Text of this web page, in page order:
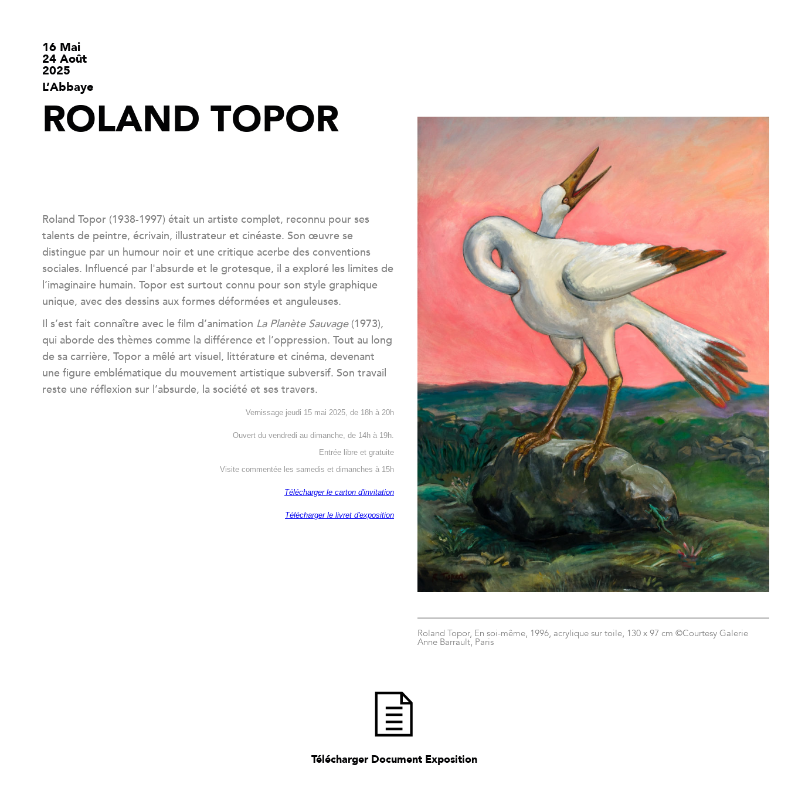
16 Mai
24 Août
2025
L’Abbaye
ROLAND TOPOR
Roland Topor (1938-1997) était un artiste complet, reconnu pour ses
talents de peintre, écrivain, illustrateur et cinéaste. Son œuvre se
distingue par un humour noir et une critique acerbe des conventions
sociales. Influencé par l'absurde et le grotesque, il a exploré les limites de
l’imaginaire humain. Topor est surtout connu pour son style graphique
unique, avec des dessins aux formes déformées et anguleuses.
Il s’est fait connaître avec le film d’animation La Planète Sauvage(1973),
qui aborde des thèmes comme la différence et l’oppression. Tout au long
de sa carrière, Topor a mêlé art visuel, littérature et cinéma, devenant
une figure emblématique du mouvement artistique subversif. Son travail
reste une réflexion sur l’absurde, la société et ses travers.
Vernissage jeudi 15 mai 2025, de 18h à 20h
Ouvert du vendredi au dimanche, de 14h à 19h.
Entrée libre et gratuite
Visite commentée les samedis et dimanches à 15h
Télécharger le carton d'invitation
Télécharger le livret d'exposition
Roland Topor, En soi-même, 1996, acrylique sur toile, 130 x 97 cm ©Courtesy Galerie
Anne Barrault, Paris
Télécharger Document Exposition